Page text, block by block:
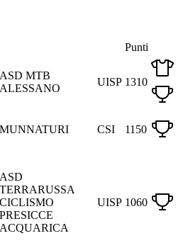
Punti
ASD MTB
ALESSANO
UISP 1310
MUNNATURI CSI 1150
ASD
TERRARUSSA
CICLISMO
PRESICCE
ACQUARICA
UISP 1060